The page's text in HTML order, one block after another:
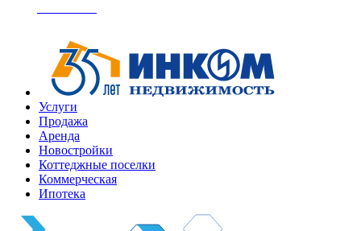
Услуги
Продажа
Аренда
Новостройки
Коттеджные поселки
Коммерческая
Ипотека